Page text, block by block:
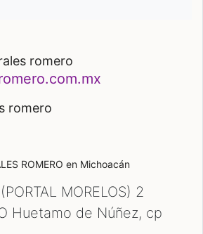
romero
romero
ROMERO en Michoacán
MORELOS) 2
Huetamo de Núñez, cp